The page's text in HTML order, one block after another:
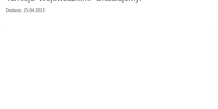
Dodano: 25.04.2013